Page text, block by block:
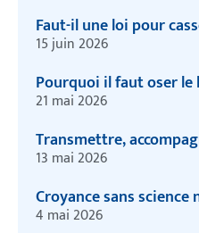
Faut-il une loi pour
15 juin 2026
Pourquoi il faut oser
21 mai 2026
Transmettre,
13 mai 2026
Croyance sans science
4 mai 2026